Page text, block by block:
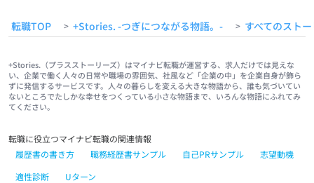
転職TOP > +Stories. -つぎにつながる物語。- > すべてのスト
+Stories.（プラスストーリーズ）はマイナビ転職が運営する、求人だけでは見えな
い、企業で働く人々の日常や職場の雰囲気、社風など「企業の中」を企業自身が飾ら
ずに発信するサービスです。人々の暮らしを変える大きな物語から、誰も気づいてい
ないところでたしかな幸せをつくっている小さな物語まで、いろんな物語にふれてみ
てください。
転職に役立つマイナビ転職の関連情報
履歴書の書き方
職務経歴書サンプル 自己PRサンプル
志望動機
適性診断
Uターン